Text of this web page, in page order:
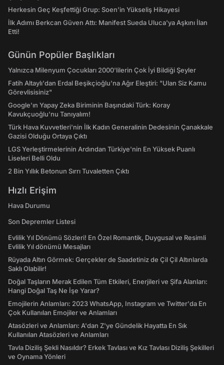
Herkesin Geç Keşfettiği Grup: Soen'in Yükseliş Hikayesi
İlk Adımı Berkcan Güven Attı: Manifest Sueda Uluca'ya Aşkını İlan
Etti!
Günün Popüler Başlıkları
Yalnızca Milenyum Çocukları 2000'lilerin Çok İyi Bildiği Şeyler
Fatih Altaylı'dan Erdal Beşikçioğlu'na Ağır Eleştiri: "Ulan Siz Kamu
Görevlisisiniz"
Google'ın Yapay Zeka Biriminin Başındaki Türk: Koray
Kavukçuoğlu'nu Tanıyalım!
Türk Hava Kuvvetleri'nin İlk Kadın Generalinin Dedesinin Çanakkale
Gazisi Olduğu Ortaya Çıktı
LGS Yerleştirmelerinin Ardından Türkiye'nin En Yüksek Puanlı
Liseleri Belli Oldu
2 Bin Yıllık Betonun Sırrı Tuvaletten Çıktı
Hızlı Erişim
Hava Durumu
Son Depremler Listesi
Evlilik Yıl Dönümü Sözleri! En Özel Romantik, Duygusal ve Resimli
Evlilik Yıl dönümü Mesajları
Rüyada Altın Görmek: Gerçekler de Saadetiniz de Çil Çil Altınlarda
Saklı Olabilir!
Doğal Taşların Merak Edilen Tüm Etkileri, Enerjileri ve Şifa Alanları:
Hangi Doğal Taş Ne İşe Yarar?
Emojilerin Anlamları: 2023 WhatsApp, Instagram ve Twitter'da En
Çok Kullanılan Emojiler ve Anlamları
Atasözleri ve Anlamları: A'dan Z'ye Gündelik Hayatta En Sık
Kullanılan Atasözleri ve Anlamları
Tavla Diziliş Şekli Nasıldır? Erkek Tavlası ve Kız Tavlası Diziliş Şekilleri
ve Oynama Yönleri